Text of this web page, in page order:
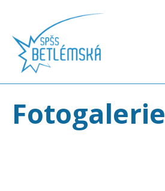
Fotogalerie